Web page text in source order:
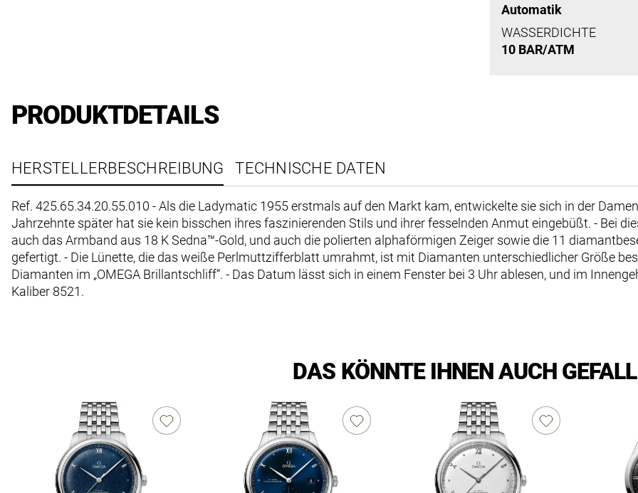
Automatik
WASSERDICHTE
10 BAR/ATM
PRODUKTDETAILS
HERSTELLERBESCHREIBUNG TECHNISCHE DATEN
Ref. 425.65.34.20.55.010 - Als die Ladymatic 1955 erstmals auf den Markt kam, entwickelte sie sich in der
Jahrzehnte später hat sie kein bisschen ihres faszinierenden Stils und ihrer fesselnden Anmut eingebüßt. - Bei
auch das Armband aus 18 K Sedna™-Gold, und auch die polierten alphaförmigen Zeiger sowie die 11
gefertigt. - Die Lünette, die das weiße Perlmuttzifferblatt umrahmt, ist mit Diamanten unterschiedlicher Größe
Diamanten im „OMEGA Brillantschliff“. - Das Datum lässt sich in einem Fenster bei 3 Uhr ablesen, und im
Kaliber 8521.
DAS KÖNNTE IHNEN AUCH